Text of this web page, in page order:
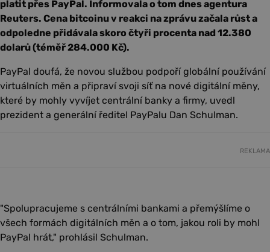
platit přes PayPal. Informovala o tom dnes agentura
Reuters. Cena bitcoinu v reakci na zprávu začala růst a
odpoledne přidávala skoro čtyři procenta nad 12.380
dolarů (téměř 284.000 Kč).
PayPal doufá, že novou službou podpoří globální používání
virtuálních měn a připraví svoji síť na nové digitální měny,
které by mohly vyvíjet centrální banky a firmy, uvedl
prezident a generální ředitel PayPalu Dan Schulman.
REKLAMA
"Spolupracujeme s centrálními bankami a přemýšlíme o
všech formách digitálních měn a o tom, jakou roli by mohl
PayPal hrát," prohlásil Schulman.